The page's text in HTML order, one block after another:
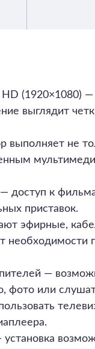
(1920×1080)
выглядит
выполняет не
доступ к
приставок.
эфирные,
необходимости
—
фото или